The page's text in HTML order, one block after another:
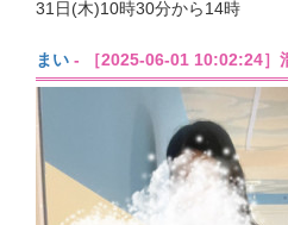
31日(木)10時30分から14時
まい - ［2025-06-01 10:02:24］